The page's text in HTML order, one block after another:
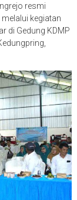
resmi
kegiatan
di Gedung KDMP